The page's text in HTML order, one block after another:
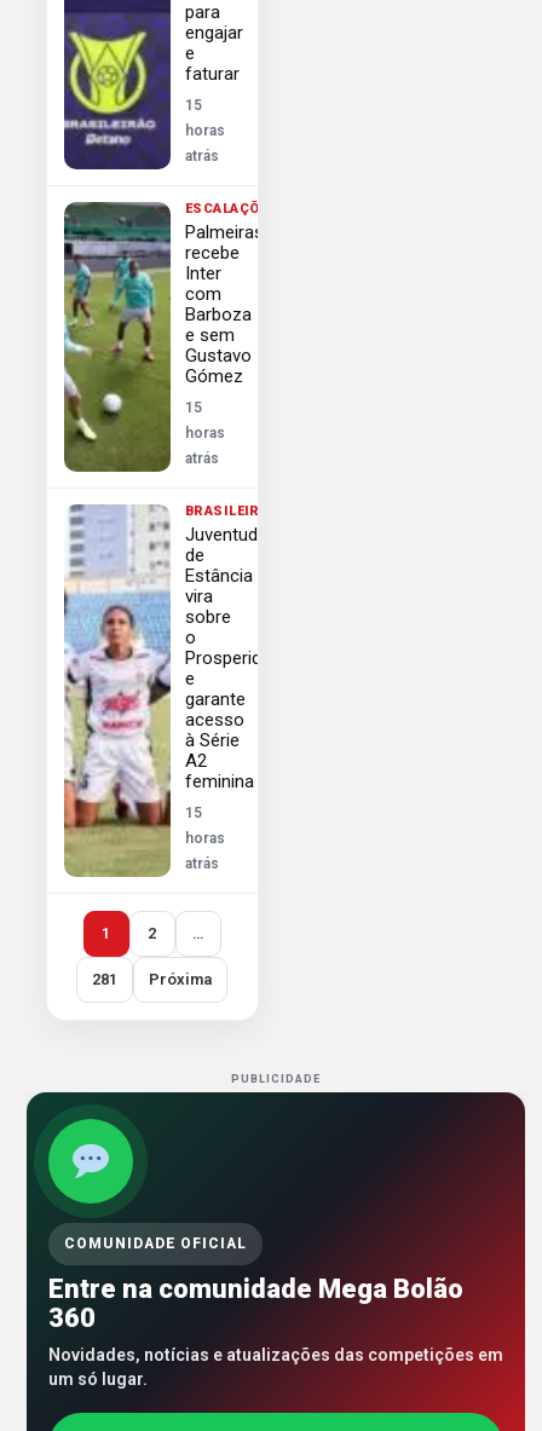
para
engajar
e
faturar
15
horas
atrás
ESCALAÇÕES
Palmeiras
recebe
Inter
com
Barboza
e sem
Gustavo
Gómez
15
horas
atrás
BRASILEIRÃO
Juventude
de
Estância
vira
sobre
o
Prosperidade
e
garante
acesso
à Série
A2
feminina
15
horas
atrás
1 2 …
281 Próxima
PUBLICIDADE
COMUNIDADE OFICIAL
Entre na comunidade Mega Bolão
360
Novidades, notícias e atualizações das competições em
um só lugar.